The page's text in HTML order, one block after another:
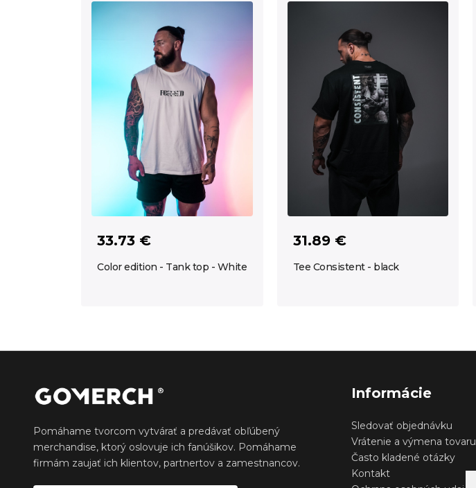
33.73 €
Color edition - Tank top - White
31.89 €
Tee Consistent - black
Informácie
Sledovať objednávku
Vrátenie a výmena tovaru
Často kladené otázky
Kontakt
Pomáhame tvorcom vytvárať a predávať obľúbený
merchandise, ktorý oslovuje ich fanúšikov. Pomáhame
firmám zaujať ich klientov, partnertov a zamestnancov.